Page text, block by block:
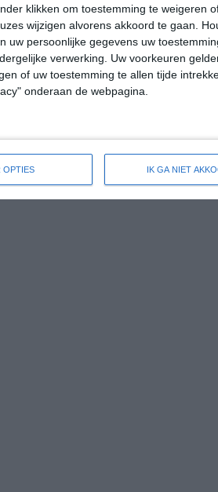
klikken om toestemming te weigeren
wijzigen alvorens akkoord te gaan.
uw persoonlijke gegevens uw
verwerking. Uw voorkeuren
of uw toestemming te allen tijde
onderaan de webpagina.
OPTIES IK GA NIET
23:00 02:00 05:00
ZW 2 WZW 2 W 2
23:00 02:00
weersverwachting voor Orland Hills